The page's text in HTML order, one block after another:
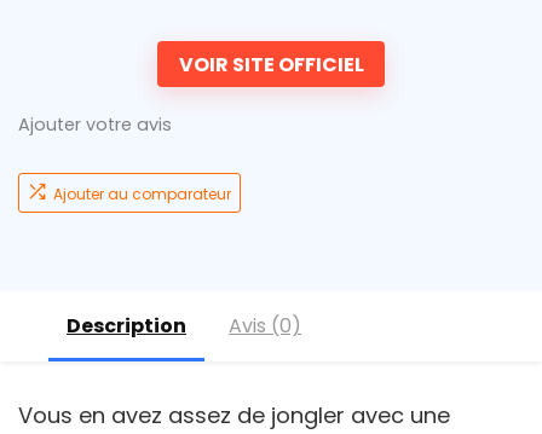
VOIR SITE OFFICIEL
Ajouter votre avis
Ajouter au comparateur
Description Avis (0)
Vous en avez assez de jongler avec une